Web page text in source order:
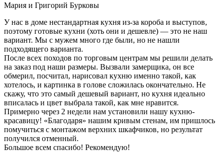
Мария и Григорий Бурковы
У нас в доме нестандартная кухня из-за короба и выступов,
поэтому готовые кухни (хоть они и дешевле) — это не наш
вариант. Мы с мужем много где были, но не нашли
подходящего варианта.
После всех походов по торговым центрам мы решили делать
на заказ под наши размеры. Вызвали замерщика, он все
обмерил, посчитал, нарисовал кухню именно такой, как
хотелось, и картинка в голове сложилась окончательно. Не
скажу, что это самый дешевый вариант, но кухня идеально
вписалась и цвет выбрала такой, как мне нравится.
Примерно через 2 недели нам установили нашу кухню-
красавицу! «Благодаря» нашим кривым стенам, им пришлось
помучиться с монтажом верхних шкафчиков, но результат
получился отменный.
Большое всем спасибо! Рекомендую!